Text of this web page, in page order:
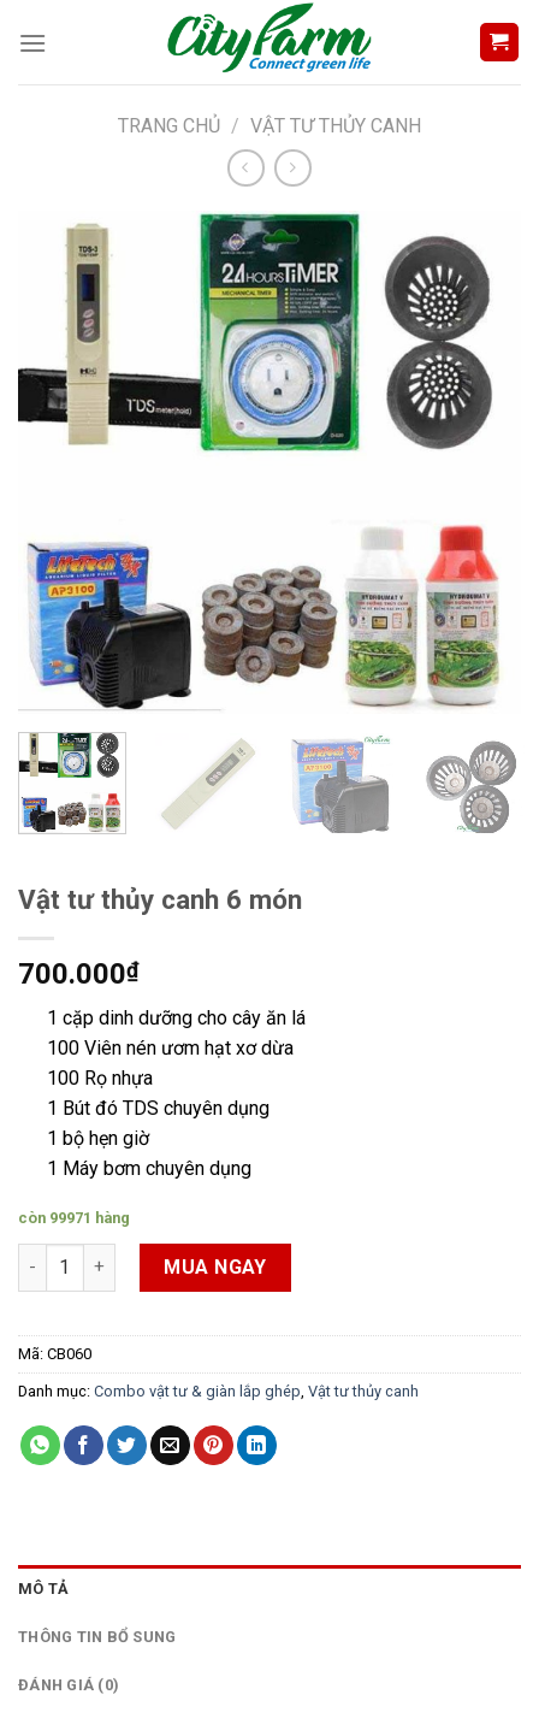
TRANG CHỦ / VẬT TƯ THỦY CANH
Vật tư thủy canh 6 món
700.000₫
1 cặp dinh dưỡng cho cây ăn lá
100 Viên nén ươm hạt xơ dừa
100 Rọ nhựa
1 Bút đó TDS chuyên dụng
1 bộ hẹn giờ
1 Máy bơm chuyên dụng
còn 99971 hàng
Vật tư thủy canh 6 món số lượng
MUA NGAY
Mã: CB060
Danh mục: Combo vật tư & giàn lắp ghép, Vật tư thủy canh
MÔ TẢ
THÔNG TIN BỔ SUNG
ĐÁNH GIÁ (0)